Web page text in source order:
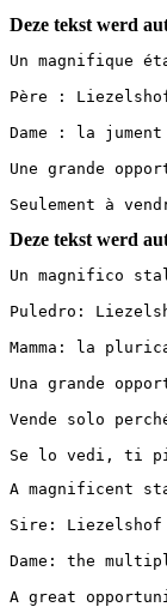
Deze tekst werd
Un magnifique
Père :
Dame : la
Une grande
Seulement à
Deze tekst werd
Un magnifico
Puledro:
Mamma: la
Una grande
Vende solo
Se lo vedi, ti
A magnificent
Sire: Liezelshof
Dame: the
A great